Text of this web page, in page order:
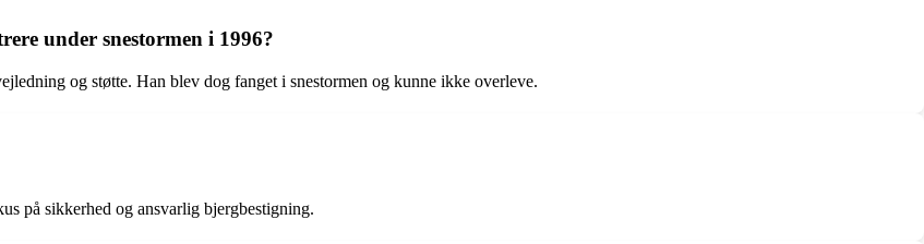
under snestormen i 1996?
og støtte. Han blev dog fanget i snestormen og kunne ikke overleve.
på sikkerhed og ansvarlig bjergbestigning.